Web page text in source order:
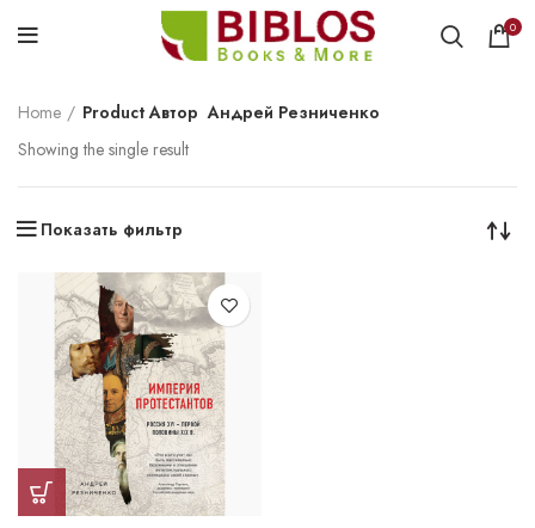
0
Home Product Автор Андрей Резниченко
Showing the single result
Показать фильтр